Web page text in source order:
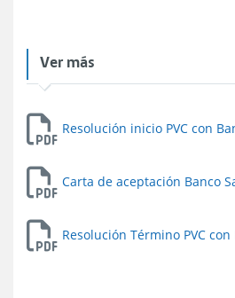
Ver más
Resolución inicio PVC con
Carta de aceptación Banco
Resolución Término PVC